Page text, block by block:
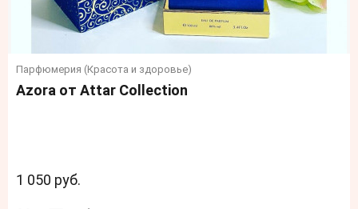
Парфюмерия (Красота и здоровье)
Azora от Attar Collection
1 050 руб.